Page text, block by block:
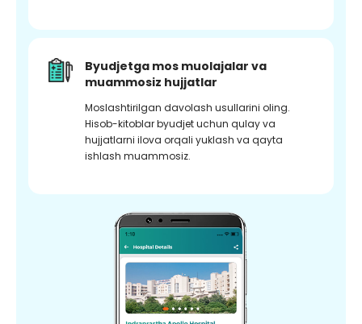
Byudjetga mos muolajalar va
muammosiz hujjatlar
Moslashtirilgan davolash usullarini oling.
Hisob-kitoblar byudjet uchun qulay va
hujjatlarni ilova orqali yuklash va qayta
ishlash muammosiz.